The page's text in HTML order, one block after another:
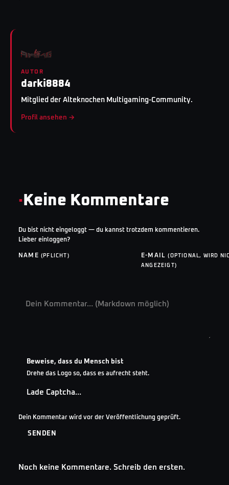
AUTOR
darki8884
Mitglied der Alteknochen Multigaming-Community.
Profil ansehen →
· Keine Kommentare
Du bist nicht eingeloggt — du kannst trotzdem kommentieren.
Lieber einloggen?
NAME (PFLICHT) E-MAIL(OPTIONAL, WIRD
ANGEZEIGT)
Beweise, dass du Mensch bist
Drehe das Logo so, dass es aufrecht steht.
Lade Captcha…
Dein Kommentar wird vor der Veröffentlichung geprüft.
SENDEN
Noch keine Kommentare. Schreib den ersten.